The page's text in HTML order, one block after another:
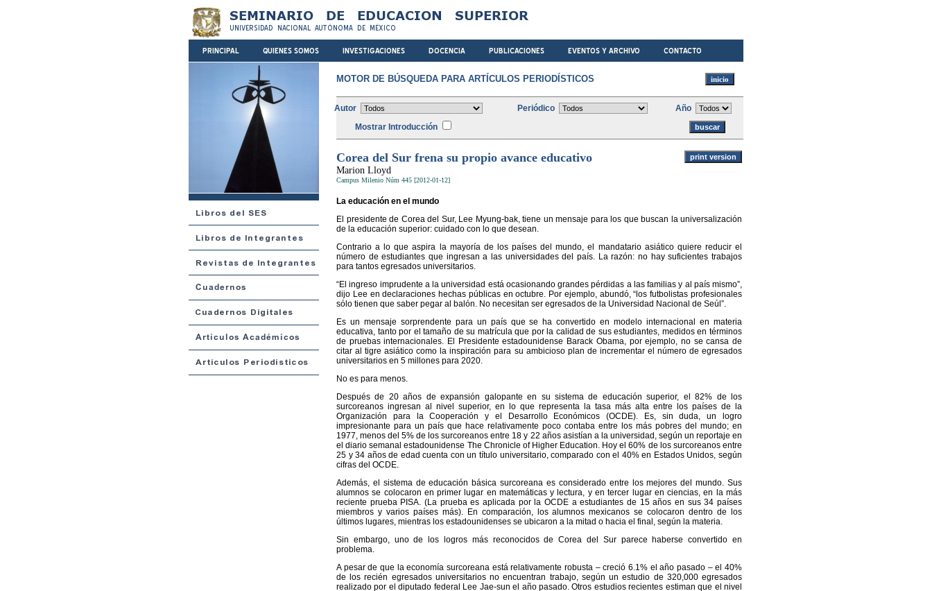
MOTOR DE BÚSQUEDA PARA ARTÍCULOS PERIODÍSTICOS
Autor Periódico
Año
Mostrar Introducción
Corea del Sur frena su propio avance educativo
Marion Lloyd
Campus Milenio Núm 445 [2012-01-12]
La educación en el mundo
El presidente de Corea del Sur, Lee Myung-bak, tiene un mensaje para los que buscan la universalización
de la educación superior: cuidado con lo que desean.
Contrario a lo que aspira la mayoría de los países del mundo, el mandatario asiático quiere reducir el
número de estudiantes que ingresan a las universidades del país. La razón: no hay suficientes trabajos
para tantos egresados universitarios.
“El ingreso imprudente a la universidad está ocasionando grandes pérdidas a las familias y al país mismo”,
dijo Lee en declaraciones hechas públicas en octubre. Por ejemplo, abundó, “los futbolistas profesionales
sólo tienen que saber pegar al balón. No necesitan ser egresados de la Universidad Nacional de Seúl”.
Es un mensaje sorprendente para un país que se ha convertido en modelo internacional en materia
educativa, tanto por el tamaño de su matrícula que por la calidad de sus estudiantes, medidos en términos
de pruebas internacionales. El Presidente estadounidense Barack Obama, por ejemplo, no se cansa de
citar al tigre asiático como la inspiración para su ambicioso plan de incrementar el número de egresados
universitarios en 5 millones para 2020.
No es para menos.
Después de 20 años de expansión galopante en su sistema de educación superior, el 82% de los
surcoreanos ingresan al nivel superior, en lo que representa la tasa más alta entre los países de la
Organización para la Cooperación y el Desarrollo Económicos (OCDE). Es, sin duda, un logro
impresionante para un país que hace relativamente poco contaba entre los más pobres del mundo; en
1977, menos del 5% de los surcoreanos entre 18 y 22 años asistían a la universidad, según un reportaje en
el diario semanal estadounidense The Chronicle of Higher Education. Hoy el 60% de los surcoreanos entre
25 y 34 años de edad cuenta con un título universitario, comparado con el 40% en Estados Unidos, según
cifras del OCDE.
Además, el sistema de educación básica surcoreana es considerado entre los mejores del mundo. Sus
alumnos se colocaron en primer lugar en matemáticas y lectura, y en tercer lugar en ciencias, en la más
reciente prueba PISA. (La prueba es aplicada por la OCDE a estudiantes de 15 años en sus 34 países
miembros y varios países más). En comparación, los alumnos mexicanos se colocaron dentro de los
últimos lugares, mientras los estadounidenses se ubicaron a la mitad o hacia el final, según la materia.
Sin embargo, uno de los logros más reconocidos de Corea del Sur parece haberse convertido en
problema.
A pesar de que la economía surcoreana está relativamente robusta – creció 6.1% el año pasado – el 40%
de los recién egresados universitarios no encuentran trabajo, según un estudio de 320,000 egresados
realizado por el diputado federal Lee Jae-sun el año pasado. Otros estudios recientes estiman que el nivel